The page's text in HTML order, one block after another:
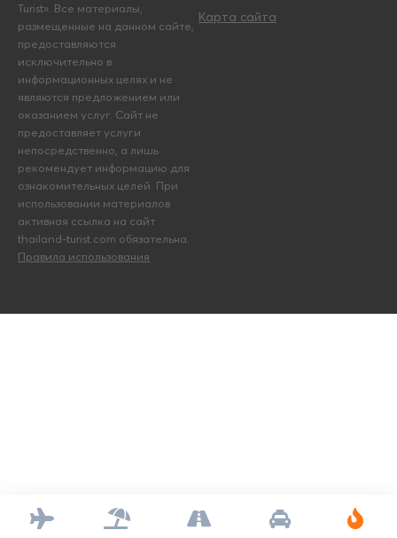
Turist». Все материалы,
размещенные на данном сайте,
предоставляются
исключительно в
информационных целях и не
являются предложением или
оказанием услуг. Сайт не
предоставляет услуги
непосредственно, а лишь
рекомендует информацию для
ознакомительных целей. При
использовании материалов
активная ссылка на сайт
thailand-turist.com обязательна.
Правила использования
Карта сайта